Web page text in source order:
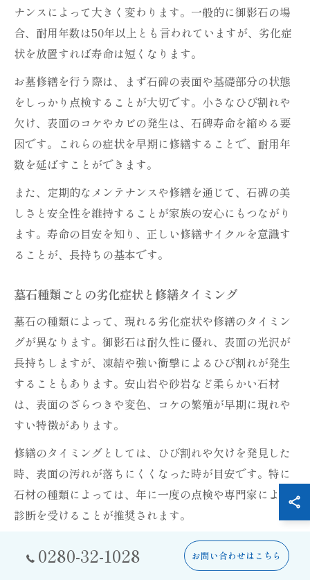
ナンスによって大きく変わります。一般的に御影石の場
合、耐用年数は50年以上とも言われていますが、劣化症
状を放置すれば寿命は短くなります。
お墓修繕を行う際は、まず石碑の表面や基礎部分の状態
をしっかり点検することが大切です。小さなひび割れや
欠け、表面のコケやカビの発生は、石碑寿命を縮める要
因です。これらの症状を早期に修繕することで、耐用年
数を延ばすことができます。
また、定期的なメンテナンスや修繕を通じて、石碑の美
しさと安全性を維持することが家族の安心にもつながり
ます。寿命の目安を知り、正しい修繕サイクルを意識す
ることが、長持ちの基本です。
墓石種類ごとの劣化症状と修繕タイミング
墓石の種類によって、現れる劣化症状や修繕のタイミン
グが異なります。御影石は耐久性に優れ、表面の光沢が
長持ちしますが、凍結や強い衝撃によるひび割れが発生
することもあります。安山岩や砂岩など柔らかい石材
は、表面のざらつきや変色、コケの繁殖が早期に現れや
すい特徴があります。
修繕のタイミングとしては、ひび割れや欠けを発見した
時、表面の汚れが落ちにくくなった時が目安です。特に
石材の種類によっては、年に一度の点検や専門家による
診断を受けることが推奨されます。
失敗例として、劣化症状を放置した結果、墓石全体の交
換や大規模修繕が必要となり、余計な費用がかかるケー
0280-32-1028 お問い合わせはこちら